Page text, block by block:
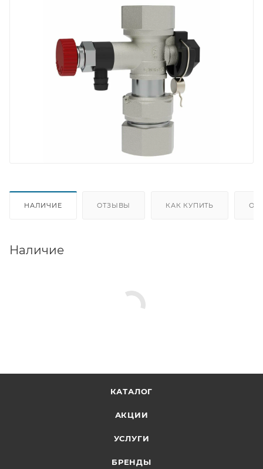
НАЛИЧИЕ ОТЗЫВЫ КАК КУПИТЬ
Наличие
КАТАЛОГ
АКЦИИ
УСЛУГИ
БРЕНДЫ